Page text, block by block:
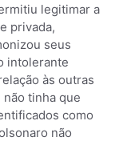
legitimar a
privada,
seus
intolerante
às outras
tinha que
como
não